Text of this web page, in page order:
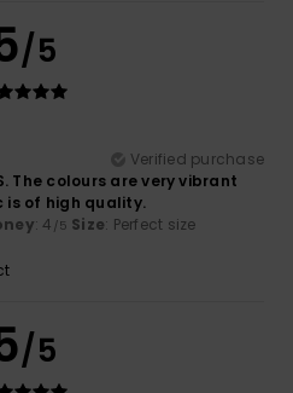
/5
Verified purchase
The colours are very vibrant
is of high quality.
: 4 /5 Size: Perfect size
/5